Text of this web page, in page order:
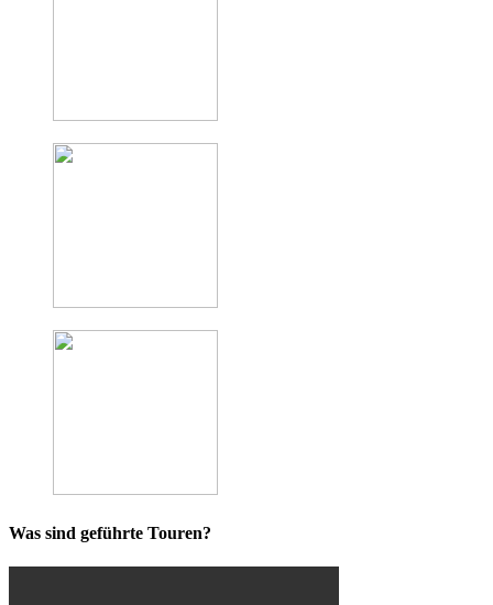
Was sind geführte Touren?